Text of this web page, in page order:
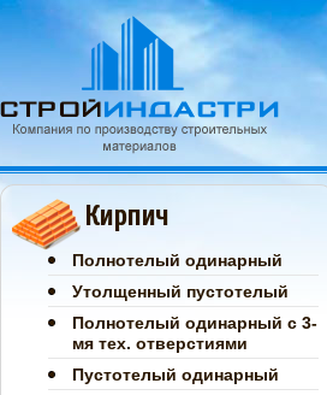
Кирпич
Полнотелый одинарный
Утолщенный пустотелый
Полнотелый одинарный с 3-
мя тех. отверстиями
Пустотелый одинарный